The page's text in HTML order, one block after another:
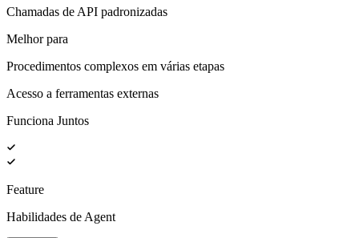
Chamadas de API padronizadas
Melhor para
Procedimentos complexos em várias etapas
Acesso a ferramentas externas
Funciona Juntos
Feature
Habilidades de Agent